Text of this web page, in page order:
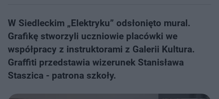
W Siedleckim „Elektryku” odsłonięto mural.
Grafikę stworzyli uczniowie placówki we
współpracy z instruktorami z Galerii Kultura.
Graffiti przedstawia wizerunek Stanisława
Staszica - patrona szkoły.